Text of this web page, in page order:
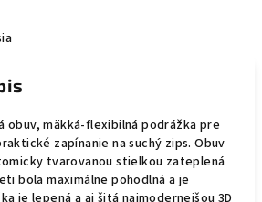
obuv, mäkká-flexibilná podrážka pre
zapínanie na suchý zips. Obuv
tvarovanou stielkou zateplená
bola maximálne pohodlná a je
je lepená a aj šitá najmodernejšou 3D